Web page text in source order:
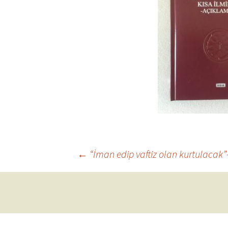
← “İman edip vaftiz olan